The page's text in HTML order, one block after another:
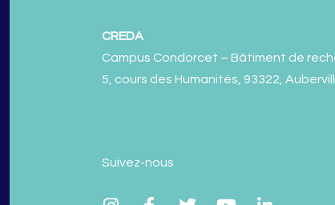
CREDA
Campus Condorcet – Bâtiment de
5, cours des Humanités, 93322,
Suivez-nous